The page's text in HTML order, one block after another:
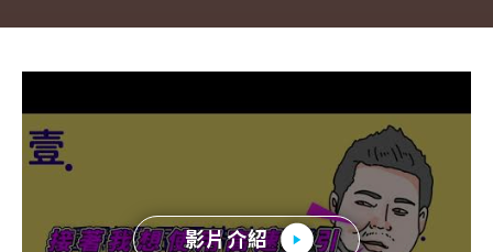
知識專區
平台介紹
影片介紹